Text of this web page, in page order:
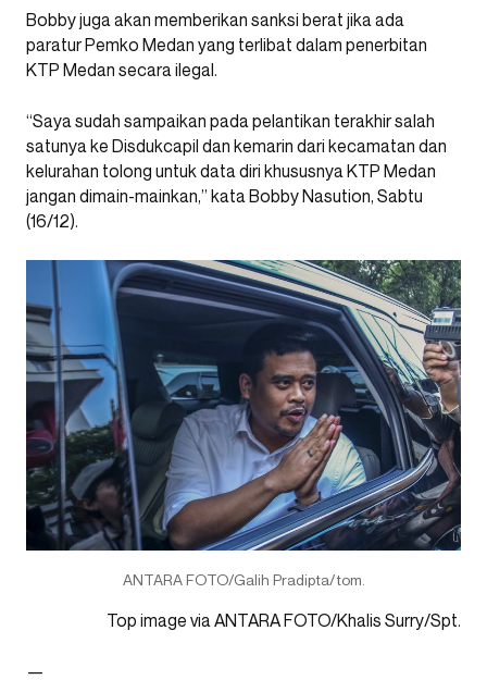
Bobby juga akan memberikan sanksi berat jika ada
paratur Pemko Medan yang terlibat dalam penerbitan
KTP Medan secara ilegal.
“Saya sudah sampaikan pada pelantikan terakhir salah
satunya ke Disdukcapil dan kemarin dari kecamatan dan
kelurahan tolong untuk data diri khususnya KTP Medan
jangan dimain-mainkan,” kata Bobby Nasution, Sabtu
(16/12).
ANTARA FOTO/Galih Pradipta/tom.
Top image via ANTARA FOTO/Khalis Surry/Spt.
—